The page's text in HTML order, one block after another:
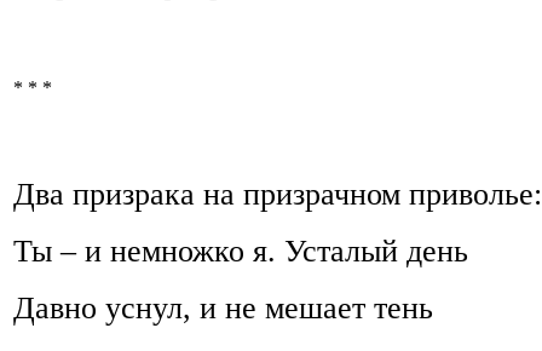
* * *
Два призрака на призрачном приволье:
Ты – и немножко я. Усталый день
Давно уснул, и не мешает тень